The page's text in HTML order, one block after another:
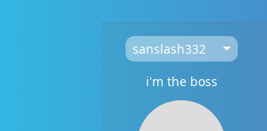
sanslash332
i'm the boss